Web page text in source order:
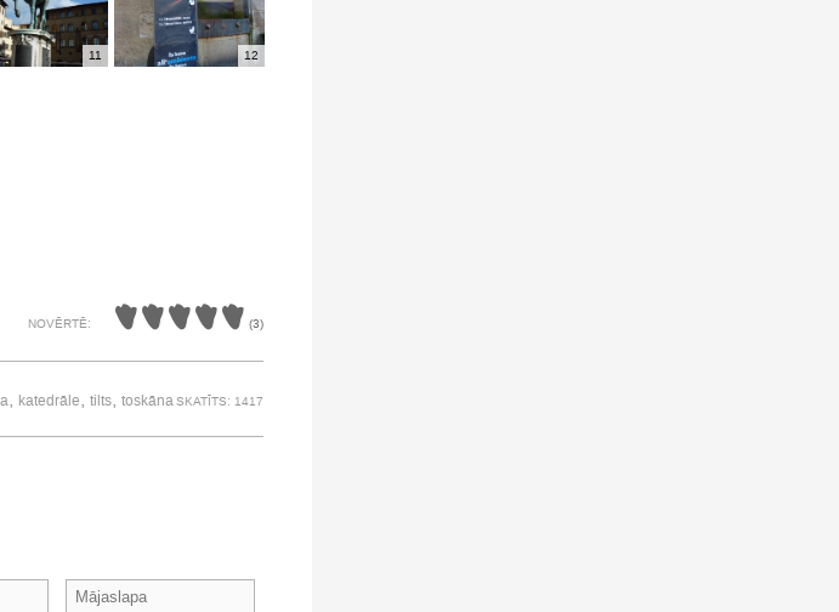
11 12
NOVĒRTĒ: (3)
, katedrāle, tilts, toskānaSKATĪTS: 1417